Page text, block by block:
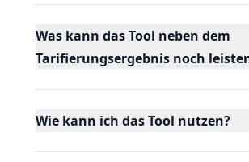
Was kann das Tool neben dem
Tarifierungsergebnis noch
Wie kann ich das Tool nutzen?